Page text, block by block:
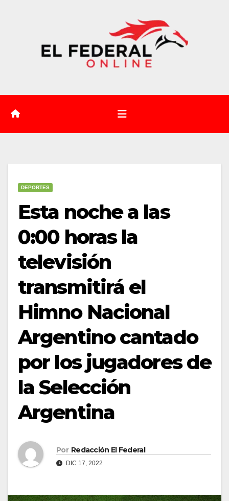
DEPORTES
Esta noche a las
0:00 horas la
televisión
transmitirá el
Himno Nacional
Argentino cantado
por los jugadores de
la Selección
Argentina
Por Redacción El Federal
DIC 17, 2022